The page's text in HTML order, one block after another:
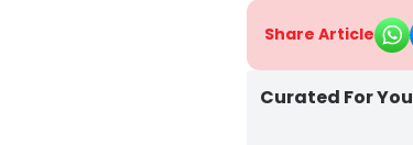
Share Article
Curated For You